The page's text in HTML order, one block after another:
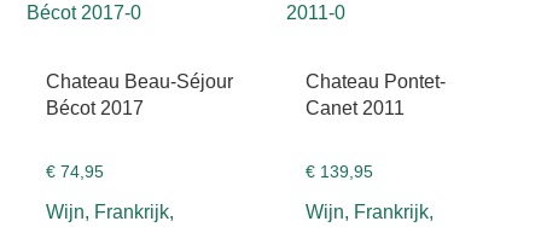
Chateau Beau-Séjour
Bécot 2017
€ 74,95
Wijn, Frankrijk,
Chateau Pontet-
Canet 2011
€139,95
Wijn, Frankrijk,